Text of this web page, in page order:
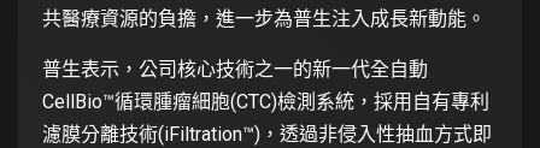
共醫療資源的負擔，進一步為普生注入成長新動能。
普生表示，公司核心技術之一的新一代全自動
CellBio™循環腫瘤細胞(CTC)檢測系統，採用自有專利
濾膜分離技術(iFiltration™)，透過非侵入性抽血方式即